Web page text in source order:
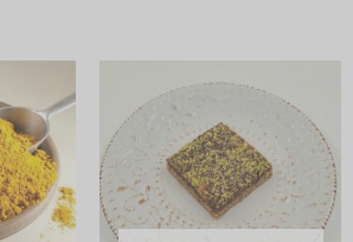
range:
€ 2.99
through
€ 29.90